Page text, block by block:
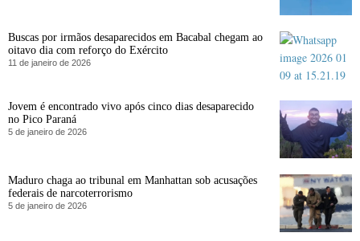
Buscas por irmãos desaparecidos em Bacabal chegam ao
oitavo dia com reforço do Exército
11 de janeiro de 2026
Jovem é encontrado vivo após cinco dias desaparecido
no Pico Paraná
5 de janeiro de 2026
Maduro chaga ao tribunal em Manhattan sob acusações
federais de narcoterrorismo
5 de janeiro de 2026